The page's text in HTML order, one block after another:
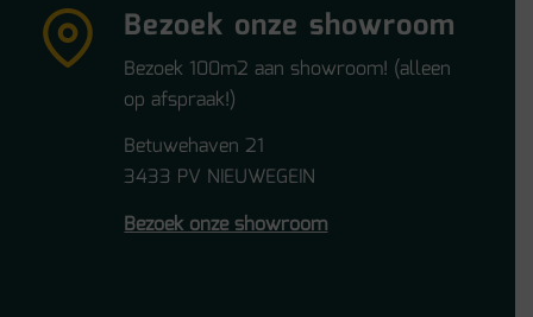
Bezoek onze showroom
Bezoek 100m2 aan showroom! (alleen
op afspraak!)
Betuwehaven 21
3433 PV NIEUWEGEIN
Bezoek onze showroom